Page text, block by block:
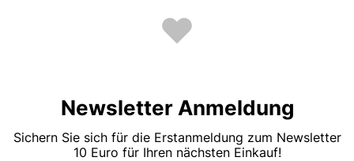
Newsletter Anmeldung
Sichern Sie sich für die Erstanmeldung zum Newsletter
10 Euro für Ihren nächsten Einkauf!